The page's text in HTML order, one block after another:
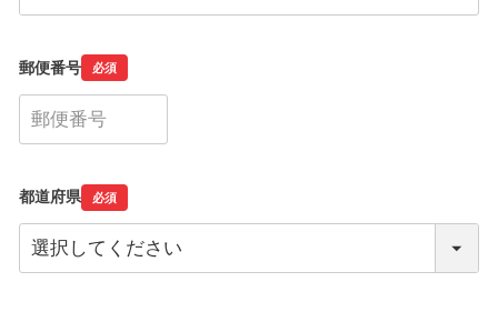
郵便番号 必須
都道府県 必須